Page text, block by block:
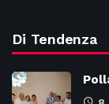
Di Tendenza